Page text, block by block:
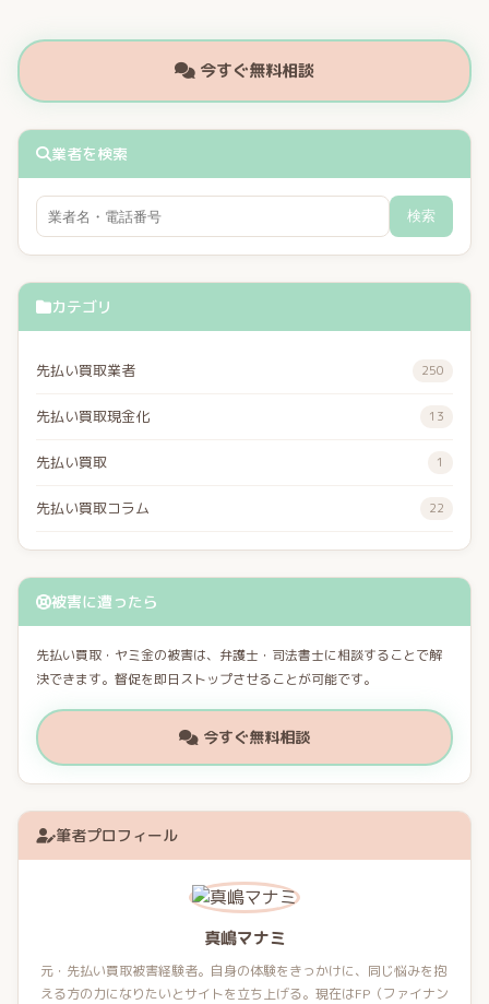
今すぐ無料相談
業者を検索
検索
カテゴリ
先払い買取業者 250
先払い買取現金化 13
先払い買取 1
先払い買取コラム 22
被害に遭ったら
先払い買取・ヤミ金の被害は、弁護士・司法書士に相談することで解
決できます。督促を即日ストップさせることが可能です。
今すぐ無料相談
筆者プロフィール
真嶋マナミ
元・先払い買取被害経験者。自身の体験をきっかけに、同じ悩みを抱
える方の力になりたいとサイトを立ち上げる。現在はFP（ファイナン